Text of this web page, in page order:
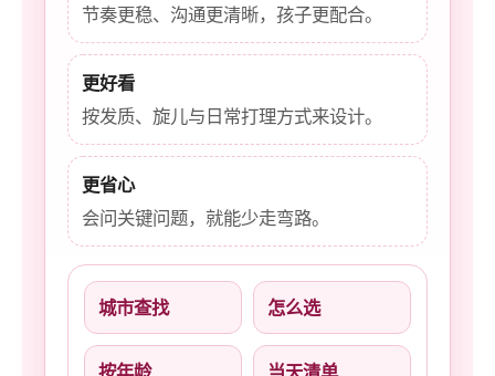
节奏更稳、沟通更清晰，孩子更配合。
更好看
按发质、旋儿与日常打理方式来设计。
更省心
会问关键问题，就能少走弯路。
城市查找 怎么选